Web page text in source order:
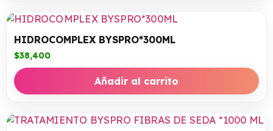
HIDROCOMPLEX BYSPRO*300ML
$38,400
Añadir al carrito